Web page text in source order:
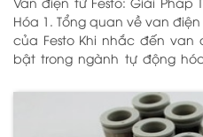
Hóa 1. Tổng quan về van điện từ Festo 1.1. Lịch sử phát triển
của Festo Khi nhắc đến van điện từ, một cái tên luôn nổi
bật trong ngành tự động